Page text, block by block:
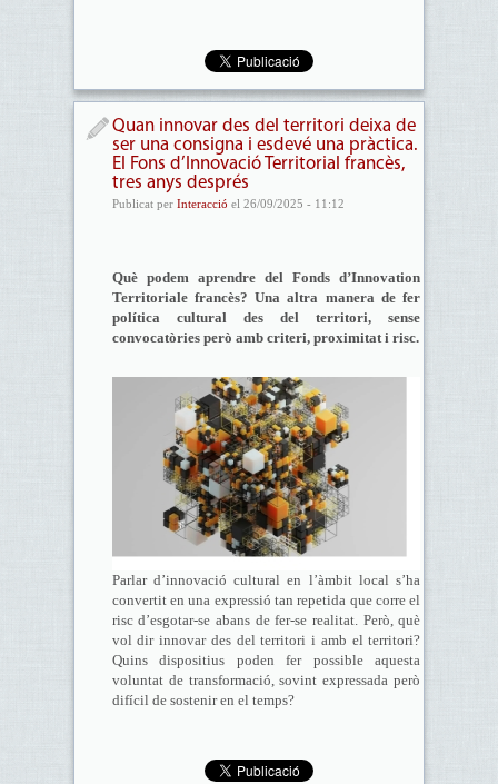
Quan innovar des del territori deixa de
ser una consigna i esdevé una pràctica.
El Fons d’Innovació Territorial francès,
tres anys després
Publicat per Interacció el 26/09/2025 - 11:12
Què podem aprendre del Fonds d’Innovation
Territoriale francès? Una altra manera de fer
política cultural des del territori, sense
convocatòries però amb criteri, proximitat i risc.
Parlar d’innovació cultural en l’àmbit local s’ha
convertit en una expressió tan repetida que corre el
risc d’esgotar-se abans de fer-se realitat. Però, què
vol dir innovar des del territori i amb el territori?
Quins dispositius poden fer possible aquesta
voluntat de transformació, sovint expressada però
difícil de sostenir en el temps?